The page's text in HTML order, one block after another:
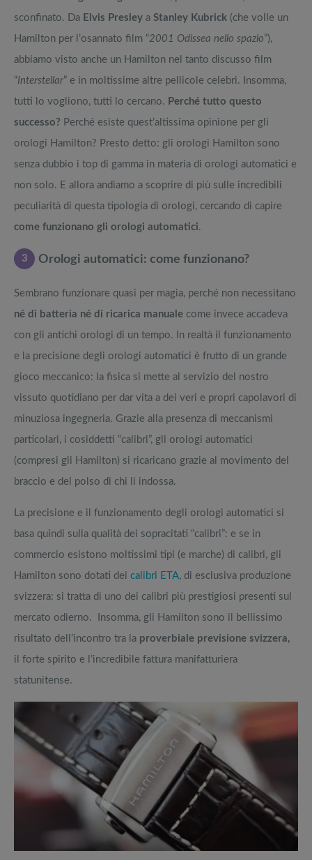
sconfinato. Da Elvis Presley a Stanley Kubrick (che volle un
Hamilton per l’osannato film “2001 Odissea nello spazio”),
abbiamo visto anche un Hamilton nel tanto discusso film
“Interstellar” e in moltissime altre pellicole celebri. Insomma,
tutti lo vogliono, tutti lo cercano. Perché tutto questo
successo? Perché esiste quest’altissima opinione per gli
orologi Hamilton? Presto detto: gli orologi Hamilton sono
senza dubbio i top di gamma in materia di orologi automatici e
non solo. E allora andiamo a scoprire di più sulle incredibili
peculiarità di questa tipologia di orologi, cercando di capire
come funzionano gli orologi automatici.
3 Orologi automatici: come funzionano?
Sembrano funzionare quasi per magia, perché non necessitano
né di batteria né di ricarica manuale come invece accadeva
con gli antichi orologi di un tempo. In realtà il funzionamento
e la precisione degli orologi automatici è frutto di un grande
gioco meccanico: la fisica si mette al servizio del nostro
vissuto quotidiano per dar vita a dei veri e propri capolavori di
minuziosa ingegneria. Grazie alla presenza di meccanismi
particolari, i cosiddetti “calibri”, gli orologi automatici
(compresi gli Hamilton) si ricaricano grazie al movimento del
braccio e del polso di chi li indossa.
La precisione e il funzionamento degli orologi automatici si
basa quindi sulla qualità dei sopracitati “calibri”: e se in
commercio esistono moltissimi tipi (e marche) di calibri, gli
Hamilton sono dotati dei calibri ETA, di esclusiva produzione
svizzera: si tratta di uno dei calibri più prestigiosi presenti sul
mercato odierno. Insomma, gli Hamilton sono il bellissimo
risultato dell’incontro tra la proverbiale previsione svizzera,
il forte spirito e l’incredibile fattura manifatturiera
statunitense.